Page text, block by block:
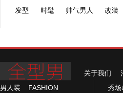
发型
时髦 帅气男人 改装
关于我们
男人装 FASHION
秀场